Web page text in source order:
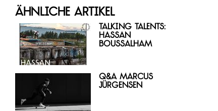
Ähnliche Artikel
Talking Talents:
Hassan
Boussalham
Q&A Marcus
Jürgensen